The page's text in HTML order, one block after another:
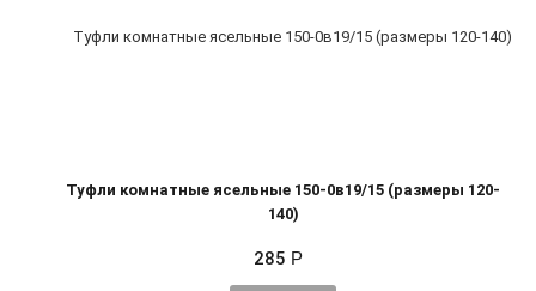
Туфли комнатные ясельные 150-0в19/15 (размеры 120-
140)
285 Р